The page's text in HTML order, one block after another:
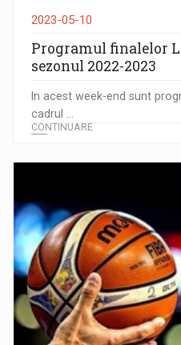
2023-05-10
Programul finalelor
sezonul 2022-2023
In acest week-end sunt
cadrul ...
CONTINUARE